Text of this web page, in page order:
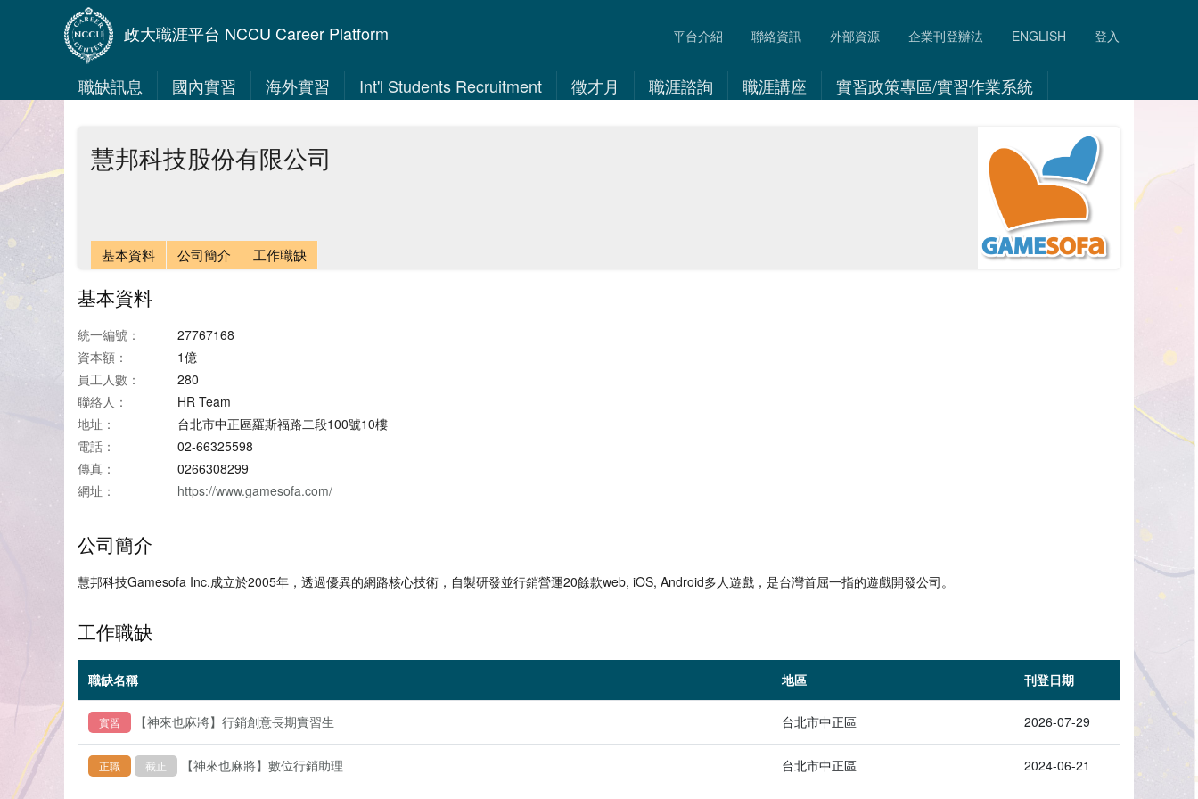
政大職涯平台 NCCU Career Platform 平台介紹 聯絡資訊 外部資源 企業刊登辦法 ENGLISH 登入
職缺訊息 國內實習 海外實習 Int'l Students Recruitment 徵才月 職涯諮詢 職涯講座 實習政策專區/實習作業系統
慧邦科技股份有限公司
基本資料 公司簡介 工作職缺
基本資料
統一編號：
27767168
資本額：
1億
員工人數：
280
聯絡人：
HR Team
地址：
台北市中正區羅斯福路二段100號10樓
電話：
02-66325598
傳真：
0266308299
網址：
https://www.gamesofa.com/
公司簡介
慧邦科技Gamesofa Inc.成立於2005年，透過優異的網路核心技術，自製研發並行銷營運20餘款web, iOS, Android多人遊戲，是台灣首屈一指的遊戲開發公司。
工作職缺
職缺名稱 地區 刊登日期
實習 【神來也麻將】行銷創意長期實習生 台北市中正區 2026-07-29
正職 截止 【神來也麻將】數位行銷助理 台北市中正區 2024-06-21